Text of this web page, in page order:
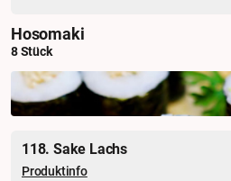
Hosomaki
8 Stück
118. Sake Lachs
Produktinfo